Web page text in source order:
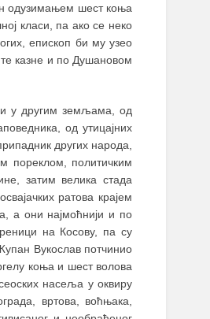
одузимањем шест коња
класи, па ако се неко
епископ би му узео
казне и по Душановом
и у другим земљама, од
од утицајних
других народа,
пореклом, политичким
затим велика стада
ратова крајем
а они најмоћнији и по
на Косову, па су
Вукослав потчинио
коња и шест волова
насеља у оквиру
вртова, воћњака,